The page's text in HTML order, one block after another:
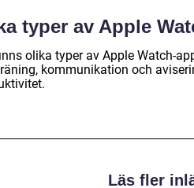
typer av Apple
olika typer av Apple Watch-
kommunikation och
Läs fler